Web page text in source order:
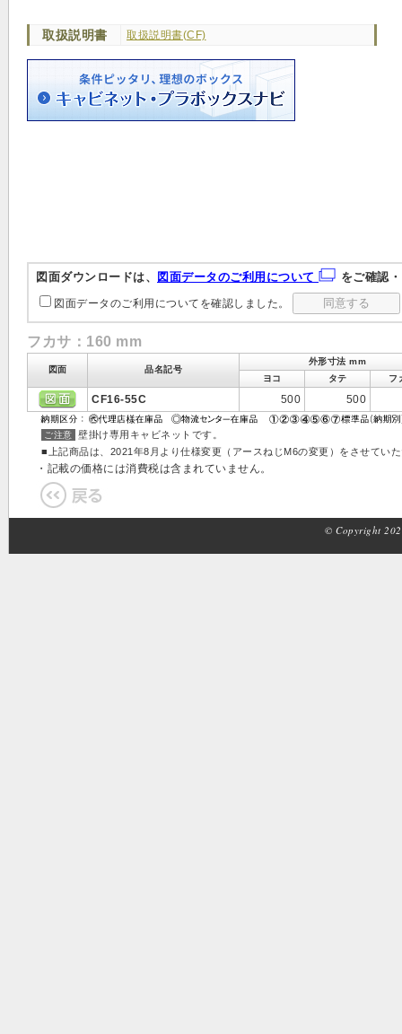
取扱説明書 取扱説明書(CF)
図面ダウンロードは、 図面データのご利用について をご確認
図面データのご利用についてを確認しました。
フカサ：160 mm
図面 品名記号
外形寸法 mm
ヨコ
タテ フ
CF16-55C 500 500
ご注意
壁掛け専用キャビネットです。
■上記商品は、2021年8月より仕様変更（アースねじM6の変更）をさせてい
・記載の価格には消費税は含まれていません。
© Copyright